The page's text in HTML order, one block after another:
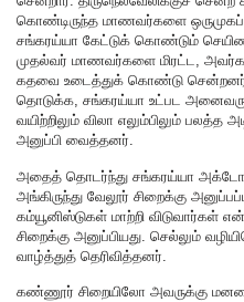
கொண்டிருந்த மாணவர்களை
சங்கரய்யா கேட்டுக் கொண்டும்
முதல்வர் மாணவர்களை மிரட்ட,
கதவை உடைத்துக் கொண்டு
தொடுக்க, சங்கரய்யா உட்பட
வயிற்றிலும் விலா எலும்பிலும் பலத்த
அனுப்பி வைத்தனர்.
அதைத் தொடர்ந்து சங்கரய்யா
அங்கிருந்து வேலூர் சிறைக்கு
கம்யூனிஸ்டுகள் மாற்றி
சிறைக்கு அனுப்பியது. செல்லும்
வாழ்த்துத் தெரிவித்தனர்.
கண்ணூர் சிறையிலோ அவருக்கு மனதை